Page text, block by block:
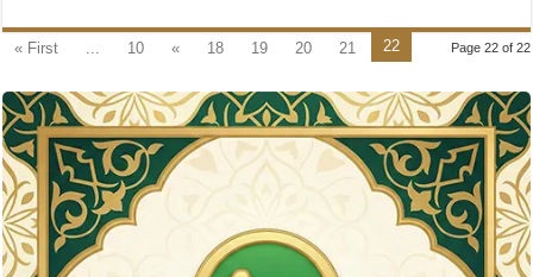
Page 22 of 22
« First 10 « 18 19 20 21 22